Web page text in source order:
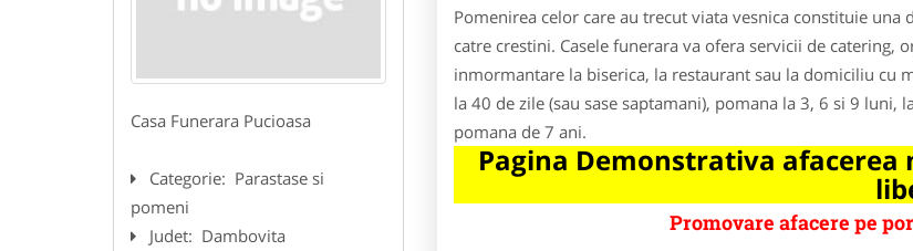
Casa Funerara Pucioasa
Categorie: Parastase si
pomeni
Judet: Dambovita
Pomenirea celor care au trecut viata vesnica constituie
catre crestini. Casele funerara va ofera servicii de catering,
inmormantare la biserica, la restaurant sau la domiciliu cu
la 40 de zile (sau sase saptamani), pomana la 3, 6 si 9
pomana de 7 ani.
Pagina Demonstrativa
Promovare afacere pe